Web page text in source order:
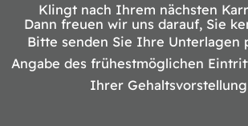
Klingt nach Ihrem nächsten
Dann freuen wir uns darauf, Sie
Bitte senden Sie Ihre Unterlagen
Angabe des frühestmöglichen
Ihrer Gehaltsvorstellung